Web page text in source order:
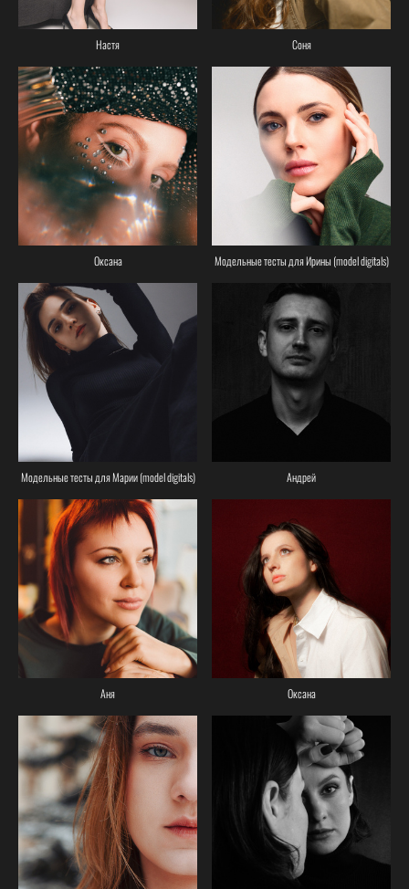
Настя Соня
Оксана Модельные тесты для Ирины (model digitals)
Модельные тесты для Марии (model digitals) Андрей
Аня Оксана